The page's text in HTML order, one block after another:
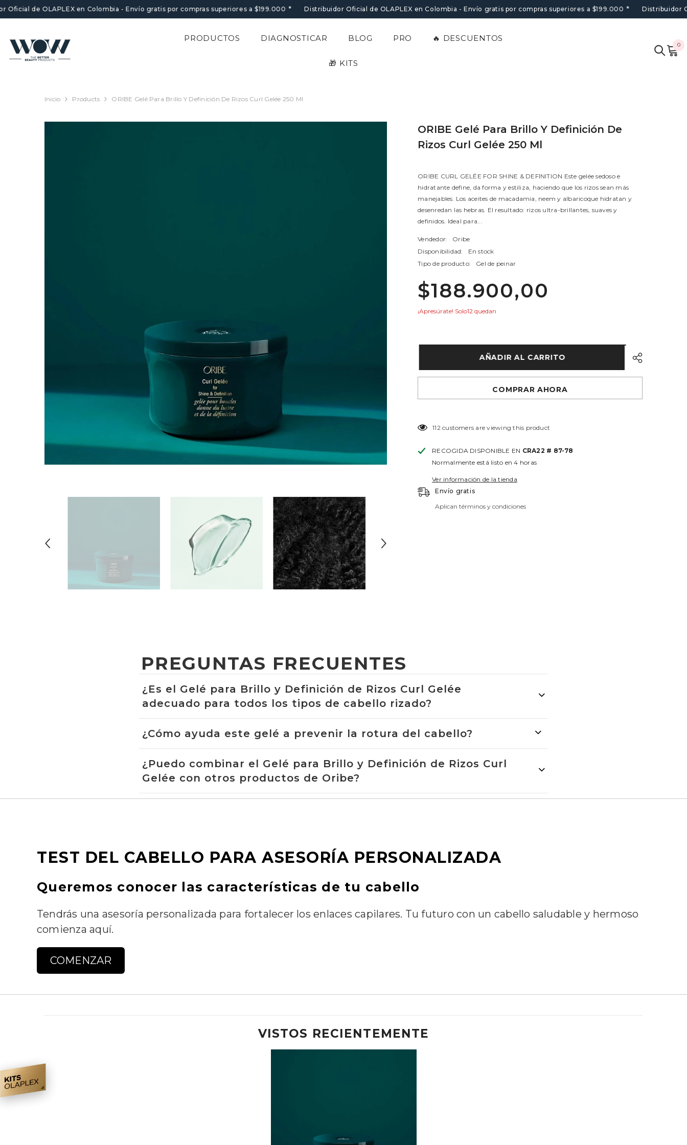
SALTAR AL CONTENIDO
Oficial de OLAPLEX en Colombia - Envío gratis por compras superiores a $199.000 * Distribuidor Oficial de OLAPLEX en Colombia - Envío gratis por compras superiores a $199.000 * Distribuidor
PRODUCTOS DIAGNOSTICAR BLOG PRO 🔥 DESCUENTOS
🎁 KITS
00
Inicio Products ORIBE Gelé Para Brillo Y Definición De Rizos Curl Gelée 250 Ml
ORIBE Gelé Para Brillo Y Definición De
Rizos Curl Gelée 250 Ml
ORIBE CURL GELÉE FOR SHINE & DEFINITION Este gelée sedoso e
hidratante define, da forma y estiliza, haciendo que los rizos sean más
manejables. Los aceites de macadamia, neem y albaricoque hidratan y
desenredan las hebras. El resultado: rizos ultra-brillantes, suaves y
definidos. Ideal para...
Vendedor:
Oribe
Disponibilidad:
En stock
Tipo de producto:
Gel de peinar
$188.900,00
¡Apresúrate! Solo12 quedan
AÑADIR AL CARRITO
COMPRAR AHORA
112 customers are viewing this product
RECOGIDA DISPONIBLE EN CRA22 # 87-78
Normalmente está listo en 4 horas
Ver información de la tienda
Envío gratis
Aplican términos y condiciones
PREGUNTAS FRECUENTES
¿Es el Gelé para Brillo y Definición de Rizos Curl Gelée
adecuado para todos los tipos de cabello rizado?
¿Cómo ayuda este gelé a prevenir la rotura del cabello?
¿Puedo combinar el Gelé para Brillo y Definición de Rizos Curl
Gelée con otros productos de Oribe?
TEST DEL CABELLO PARA ASESORÍA PERSONALIZADA
Queremos conocer las características de tu cabello
Tendrás una asesoría personalizada para fortalecer los enlaces capilares. Tu futuro con un cabello saludable y hermoso
comienza aquí.
COMENZAR
VISTOS RECIENTEMENTE